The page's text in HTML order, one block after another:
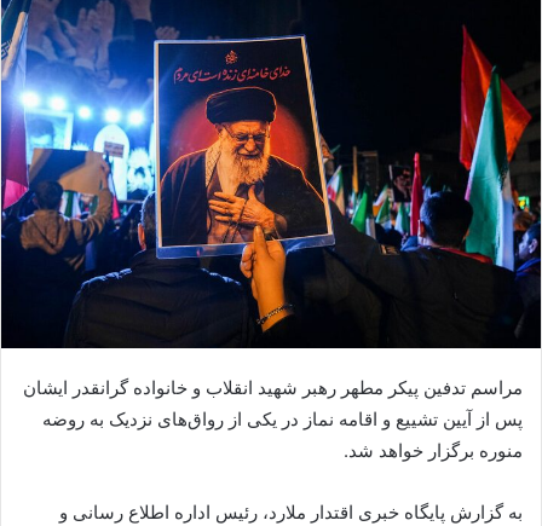
مراسم تدفین پیکر مطهر رهبر شهید انقلاب و خانواده گرانقدر ایشان
پس از آیین تشییع و اقامه نماز در یکی از رواق‌های نزدیک به روضه
منوره برگزار خواهد شد.
به گزارش پایگاه خبری اقتدار ملارد، رئیس اداره اطلاع‌ رسانی و